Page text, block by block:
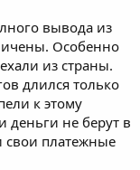
вывода из
Особенно
из страны.
длился только
к этому
деньги не берут в
свои платежные